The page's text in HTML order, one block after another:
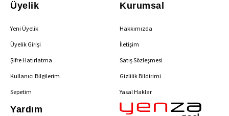
Üyelik
Yeni Üyelik
Üyelik Girişi
Şifre Hatırlatma
Kullanıcı Bilgilerim
Sepetim
Kurumsal
Hakkımızda
İletişim
Satış Sözleşmesi
Gizlilik Bildirimi
Yasal Haklar
Yardım